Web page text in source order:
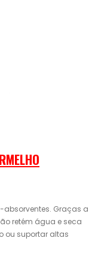
absorventes. Graças a
retém água e seca
ou suportar altas